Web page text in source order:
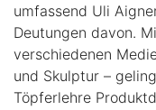
umfassend Uli
Deutungen davon.
verschiedenen
und Skulptur –
Töpferlehre